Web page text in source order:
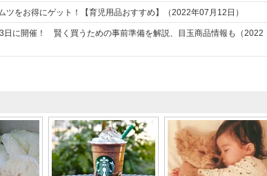
をお得にゲット！【育児用品おすすめ】（2022年07月12日）
に開催！ 賢く買うための事前準備を解説、目玉商品情報も（2022